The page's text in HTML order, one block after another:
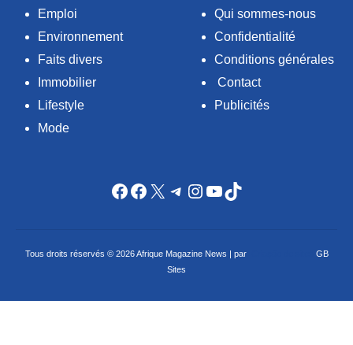
Emploi
Environnement
Faits divers
Immobilier
Lifestyle
Mode
Qui sommes-nous
Confidentialité
Conditions générales
Contact
Publicités
Facebook
Facebook
X Telegram
Instagram
YouTube
TikTok
Tous droits réservés © 2026 Afrique Magazine News | par
GB
Sites